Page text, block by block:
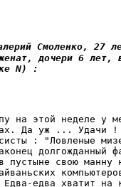
Смоленко, 27
дочери 6 лет,
N) :
этой неделе у
Да уж ... Удачи !
: "Ловленые
пустыне свою